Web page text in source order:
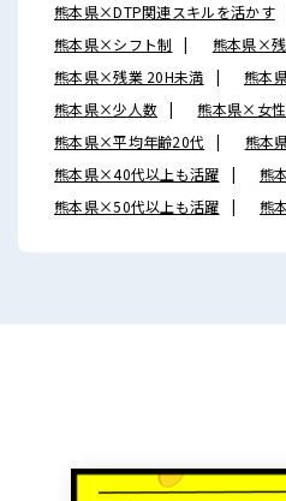
熊本県×DTP関連スキルを活かす
熊本県×シフト制
熊本県×
熊本県×残業 20H未満
熊本
熊本県×少人数
熊本県×女
熊本県×平均年齢20代
熊本
熊本県×40代以上も活躍
熊
熊本県×50代以上も活躍
熊